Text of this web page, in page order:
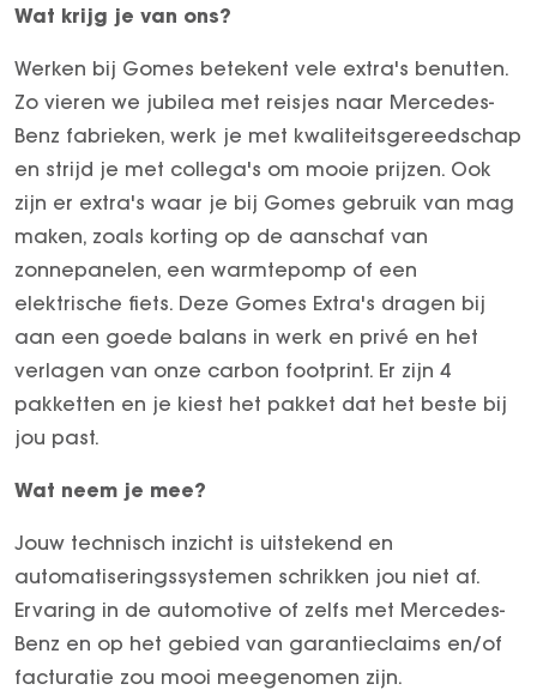
Wat krijg je van ons?
Werken bij Gomes betekent vele extra's benutten.
Zo vieren we jubilea met reisjes naar Mercedes-
Benz fabrieken, werk je met kwaliteitsgereedschap
en strijd je met collega's om mooie prijzen. Ook
zijn er extra's waar je bij Gomes gebruik van mag
maken, zoals korting op de aanschaf van
zonnepanelen, een warmtepomp of een
elektrische fiets. Deze Gomes Extra's dragen bij
aan een goede balans in werk en privé en het
verlagen van onze carbon footprint. Er zijn 4
pakketten en je kiest het pakket dat het beste bij
jou past.
Wat neem je mee?
Jouw technisch inzicht is uitstekend en
automatiseringssystemen schrikken jou niet af.
Ervaring in de automotive of zelfs met Mercedes-
Benz en op het gebied van garantieclaims en/of
facturatie zou mooi meegenomen zijn.